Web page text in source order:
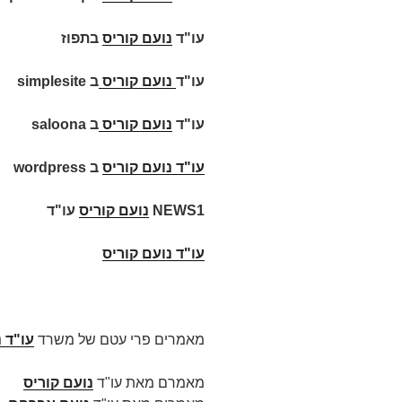
עו"ד נועם קוריס בתפוז
עו"ד נועם קוריס ב simplesite
עו"ד נועם קוריס ב saloona
עו"ד נועם קוריס ב wordpress
NEWS1 נועם קוריס עו"ד
עו"ד נועם קוריס
מאמרים פרי עטם של משרד עו"ד
מאמרם מאת עו"ד נועם קוריס